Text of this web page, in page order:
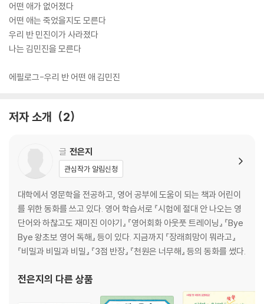
어떤 애가 없어졌다
어떤 애는 죽었을지도 모른다
우리 반 민진이가 사라졌다
나는 김민진을 모른다
에필로그-우리 반 어떤 애 김민진
저자 소개 2
글 전은지
관심작가 알림신청
대학에서 영문학을 전공하고, 영어 공부에 도움이 되는 책과 어린이
를 위한 동화를 쓰고 있다. 영어 학습서로 『시험에 절대 안 나오는 영
단어와 하찮고도 재미진 이야기』 『영어회화 아웃풋 트레이닝』 『Bye
Bye 왕초보 영어 독해』 등이 있다. 지금까지 『장래희망이 뭐라고』
『비밀과 비밀과 비밀』 『3점 반장』 『천원은 너무해』 등의 동화를 썼다.
전은지 의 다른 상품